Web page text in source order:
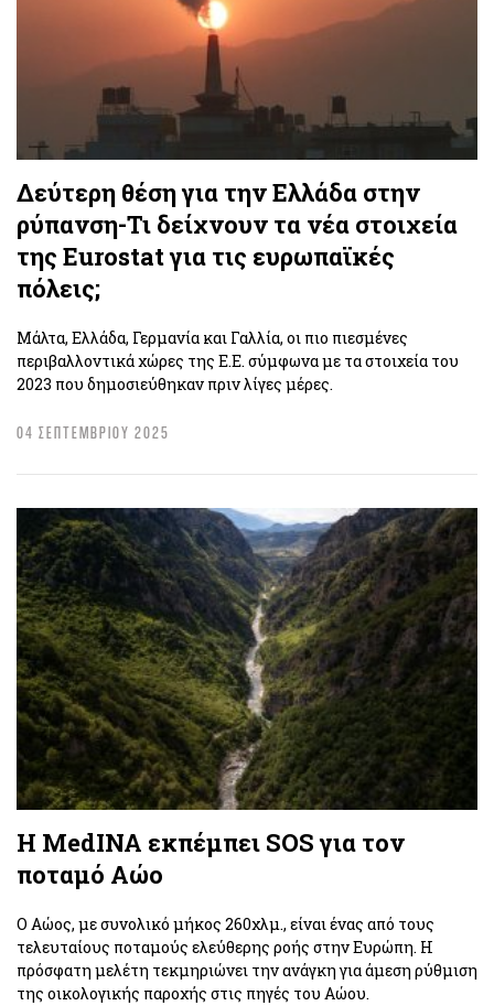
Δεύτερη θέση για την Ελλάδα στην
ρύπανση-Τι δείχνουν τα νέα στοιχεία
της Eurostat για τις ευρωπαϊκές
πόλεις;
Μάλτα, Ελλάδα, Γερμανία και Γαλλία, οι πιο πιεσμένες
περιβαλλοντικά χώρες της Ε.Ε. σύμφωνα με τα στοιχεία του
2023 που δημοσιεύθηκαν πριν λίγες μέρες.
04 ΣΕΠΤΕΜΒΡΙΟΥ 2025
Η MedINA εκπέμπει SOS για τον
ποταμό Αώο
Ο Αώος, με συνολικό μήκος 260χλμ., είναι ένας από τους
τελευταίους ποταμούς ελεύθερης ροής στην Ευρώπη. Η
πρόσφατη μελέτη τεκμηριώνει την ανάγκη για άμεση ρύθμιση
της οικολογικής παροχής στις πηγές του Αώου.